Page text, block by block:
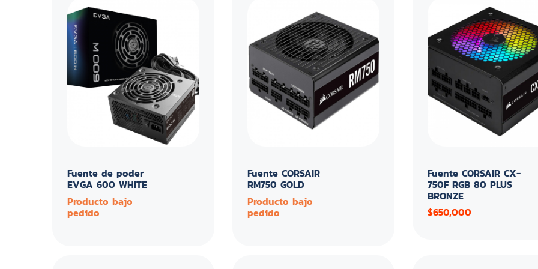
Fuente de poder
EVGA 600 WHITE
Producto bajo
pedido
Fuente CORSAIR
RM750 GOLD
Producto bajo
pedido
Fuente CORSAIR CX-
750F RGB 80 PLUS
BRONZE
$650,000